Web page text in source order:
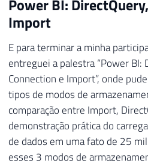
Power BI:
Import
E para terminar a minha
entreguei a palestra “Power BI:
Connection e Import”, onde
tipos de modos de
comparação entre Import,
demonstração prática do
de dados em uma fato de 25
esses 3 modos de